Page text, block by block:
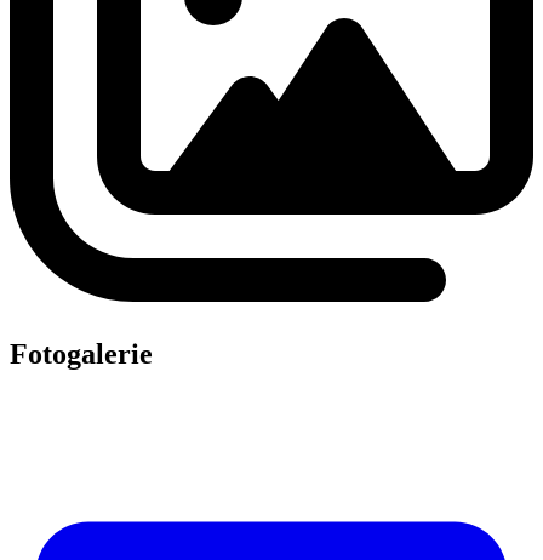
Fotogalerie